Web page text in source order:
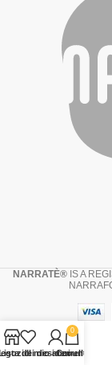
NARRATÈ®IS A
dei desideri
Il mio account
0
Carrello